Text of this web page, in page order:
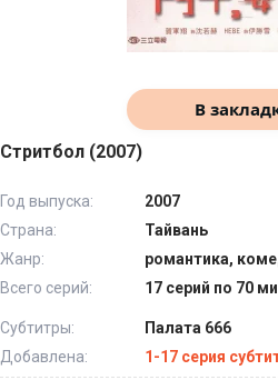
В
Стритбол (2007)
Год выпуска:
2007
Страна:
Тайвань
Жанр:
романтика,
Всего серий:
17 серий по 70
Субтитры:
Палата 666
Добавлена:
1-17 серия